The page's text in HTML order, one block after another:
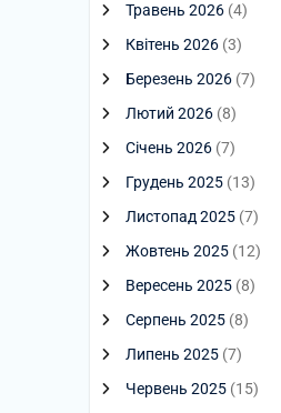
Травень 2026 (4)
Квітень 2026 (3)
Березень 2026 (7)
Лютий 2026 (8)
Січень 2026 (7)
Грудень 2025 (13)
Листопад 2025 (7)
Жовтень 2025 (12)
Вересень 2025 (8)
Серпень 2025 (8)
Липень 2025 (7)
Червень 2025 (15)